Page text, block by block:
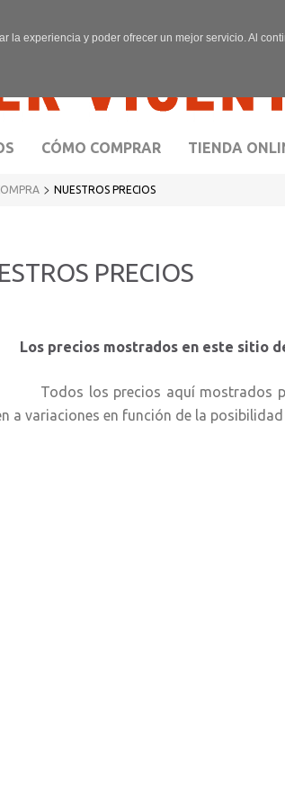
la experiencia y poder ofrecer un mejor servicio. Al
CÓMO COMPRAR TIENDA
> NUESTROS PRECIOS
PRECIOS
precios mostrados en este sitio de
los precios aquí mostrados
a variaciones en función de la